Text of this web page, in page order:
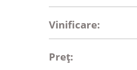
Vinificare:
Preț: